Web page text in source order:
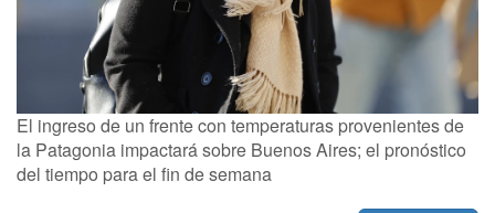
El ingreso de un frente con temperaturas provenientes de
la Patagonia impactará sobre Buenos Aires; el pronóstico
del tiempo para el fin de semana